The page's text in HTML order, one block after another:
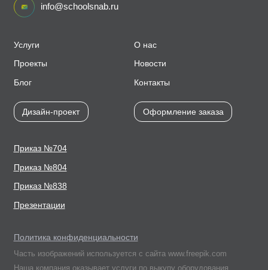
Услуги
Проекты
Блог
Дизайн-проект
О нас
Новости
Контакты
Оформление заказа
Приказ №704
Приказ №804
Приказ №838
Презентации
info@schoolsnab.ru
Политика конфиденциальности
Часть изображений используется с сайта www.freepik.com
Наша компания оказывает услуги по выкупу оборудования